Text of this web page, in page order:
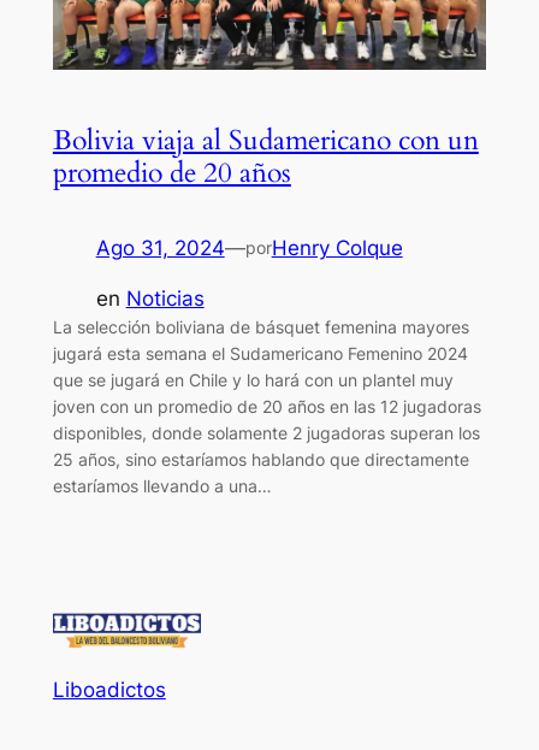
Bolivia viaja al Sudamericano con un
promedio de 20 años
Ago 31, 2024—porHenry Colque
en Noticias
La selección boliviana de básquet femenina mayores
jugará esta semana el Sudamericano Femenino 2024
que se jugará en Chile y lo hará con un plantel muy
joven con un promedio de 20 años en las 12 jugadoras
disponibles, donde solamente 2 jugadoras superan los
25 años, sino estaríamos hablando que directamente
estaríamos llevando a una…
Liboadictos